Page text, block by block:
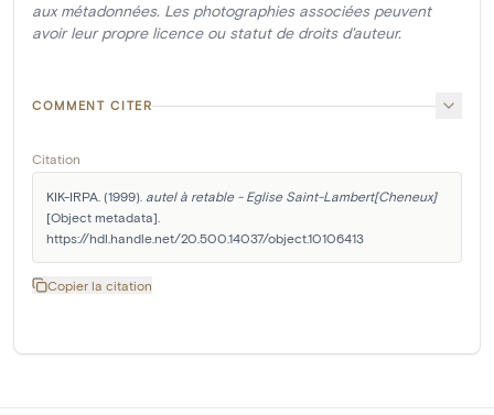
aux métadonnées. Les photographies associées peuvent
avoir leur propre licence ou statut de droits d'auteur.
COMMENT CITER
Citation
KIK-IRPA. (1999). autel à retable - Eglise Saint-Lambert[Cheneux]
[Object metadata].
https://hdl.handle.net/20.500.14037/object.10106413
Copier la citation